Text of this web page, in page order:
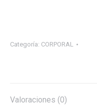
Categoría: CORPORAL
Valoraciones (0)